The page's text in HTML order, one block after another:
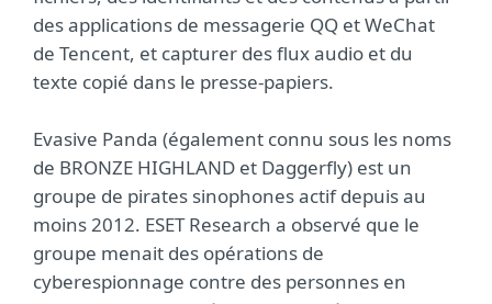
des applications de messagerie QQ et WeChat
de Tencent, et capturer des flux audio et du
texte copié dans le presse-papiers.
Evasive Panda (également connu sous les noms
de BRONZE HIGHLAND et Daggerfly) est un
groupe de pirates sinophones actif depuis au
moins 2012. ESET Research a observé que le
groupe menait des opérations de
cyberespionnage contre des personnes en